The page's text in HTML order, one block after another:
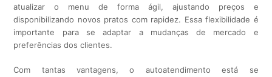
atualizar o menu de forma ágil, ajustando preços e
disponibilizando novos pratos com rapidez. Essa flexibilidade é
importante para se adaptar a mudanças de mercado e
preferências dos clientes.
Com tantas vantagens, o autoatendimento está se